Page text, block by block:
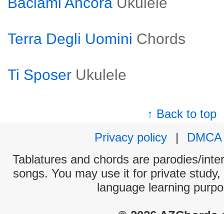
Terra Degli Uomini Chords
Ti Sposer Ukulele
↑ Back to top
Privacy policy
|
DMCA
Tablatures and chords are parodies/
songs. You may use it for private
language learning